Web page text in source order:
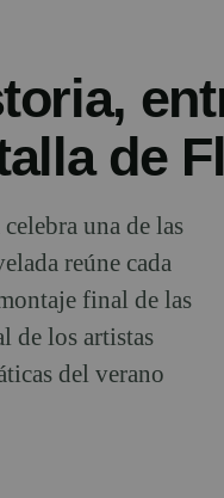
de
una de las
reúne cada
final de las
de los artistas
del verano